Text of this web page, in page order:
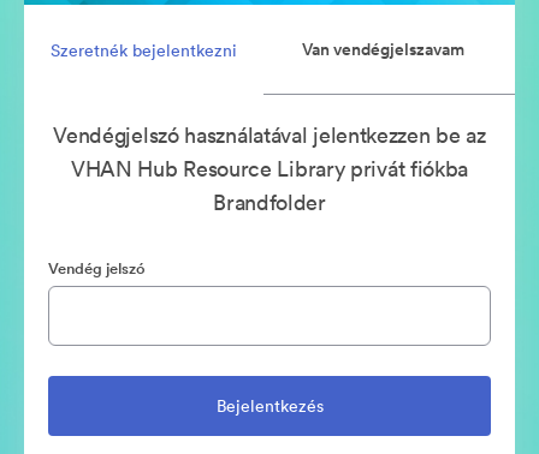
Szeretnék bejelentkezni Van vendégjelszavam
Vendégjelszó használatával jelentkezzen be az
VHAN Hub Resource Library privát fiókba
Brandfolder
Vendég jelszó